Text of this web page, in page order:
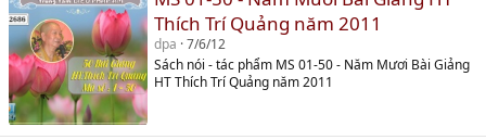
Thích Trí Quảng năm 2011
dpa 7/6/12
Sách nói - tác phẩm MS 01-50 - Năm Mươi Bài Giảng
HT Thích Trí Quảng năm 2011